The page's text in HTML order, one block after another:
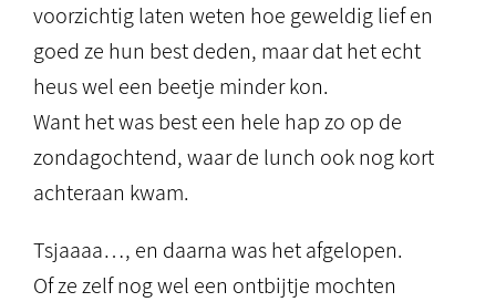
voorzichtig laten weten hoe geweldig lief en
goed ze hun best deden, maar dat het echt
heus wel een beetje minder kon.
Want het was best een hele hap zo op de
zondagochtend, waar de lunch ook nog kort
achteraan kwam.
Tsjaaaa…, en daarna was het afgelopen.
Of ze zelf nog wel een ontbijtje mochten